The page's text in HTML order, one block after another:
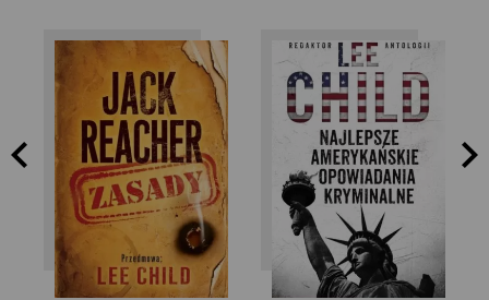
Lee Child
Lee Child